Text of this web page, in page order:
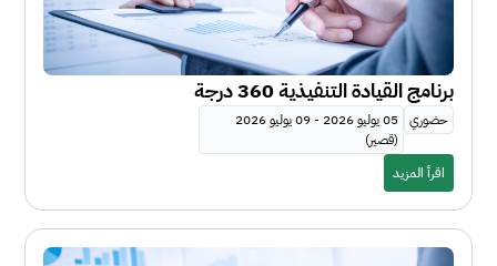
برنامج القيادة التنفيذية 360 درجة
حضوري
05 يوليو 2026 - 09 يوليو 2026
(قصير)
اقرأ المزيد